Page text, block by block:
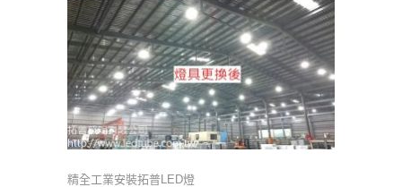
精全工業安裝拓普LED燈